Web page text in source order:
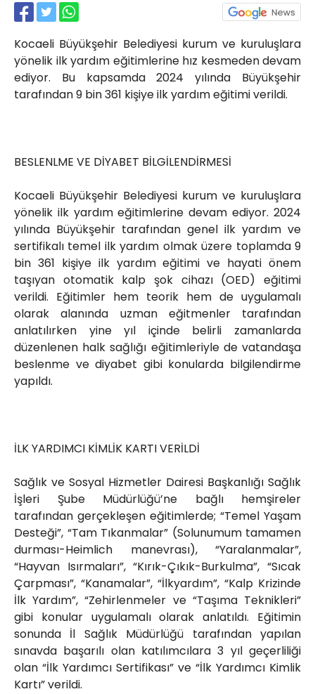
Kocaeli Büyükşehir Belediyesi kurum ve kuruluşlara
yönelik ilk yardım eğitimlerine hız kesmeden devam
ediyor. Bu kapsamda 2024 yılında Büyükşehir
tarafından 9 bin 361 kişiye ilk yardım eğitimi verildi.
BESLENLME VE DİYABET BİLGİLENDİRMESİ
Kocaeli Büyükşehir Belediyesi kurum ve kuruluşlara
yönelik ilk yardım eğitimlerine devam ediyor. 2024
yılında Büyükşehir tarafından genel ilk yardım ve
sertifikalı temel ilk yardım olmak üzere toplamda 9
bin 361 kişiye ilk yardım eğitimi ve hayati önem
taşıyan otomatik kalp şok cihazı (OED) eğitimi
verildi. Eğitimler hem teorik hem de uygulamalı
olarak alanında uzman eğitmenler tarafından
anlatılırken yine yıl içinde belirli zamanlarda
düzenlenen halk sağlığı eğitimleriyle de vatandaşa
beslenme ve diyabet gibi konularda bilgilendirme
yapıldı.
İLK YARDIMCI KİMLİK KARTI VERİLDİ
Sağlık ve Sosyal Hizmetler Dairesi Başkanlığı Sağlık
İşleri Şube Müdürlüğü’ne bağlı hemşireler
tarafından gerçekleşen eğitimlerde; “Temel Yaşam
Desteği”, “Tam Tıkanmalar” (Solunumum tamamen
durması-Heimlich manevrası), “Yaralanmalar”,
“Hayvan Isırmaları”, “Kırık-Çıkık-Burkulma”, “Sıcak
Çarpması”, “Kanamalar”, “İlkyardım”, “Kalp Krizinde
İlk Yardım”, “Zehirlenmeler ve “Taşıma Teknikleri”
gibi konular uygulamalı olarak anlatıldı. Eğitimin
sonunda İl Sağlık Müdürlüğü tarafından yapılan
sınavda başarılı olan katılımcılara 3 yıl geçerliliği
olan “İlk Yardımcı Sertifikası” ve “İlk Yardımcı Kimlik
Kartı” verildi.
Akkavaklar Caddesi No:17/4 İzmit-
KOCAELİ
kocaelisokak@gmail.com